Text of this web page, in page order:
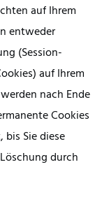
auf Ihrem
entweder
(Session-
auf Ihrem
nach Ende
Cookies
bis Sie diese
durch